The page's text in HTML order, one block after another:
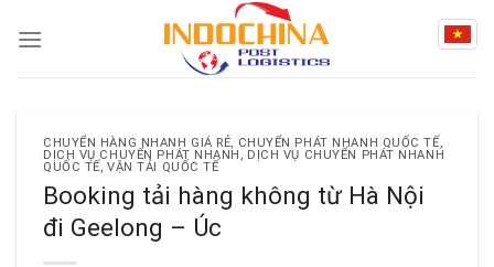
CHUYỂN HÀNG NHANH GIÁ RẺ, CHUYỂN PHÁT NHANH QUỐC TẾ,
DỊCH VỤ CHUYỂN PHÁT NHANH , DỊCH VỤ CHUYỂN PHÁT NHANH
QUỐC TẾ,VẬN TẢI QUỐC TẾ
Booking tải hàng không từ Hà Nội
đi Geelong – Úc